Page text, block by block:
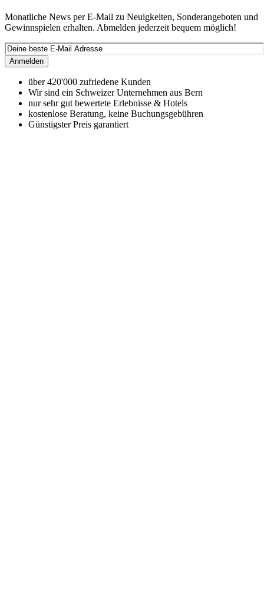
Monatliche News per E-Mail zu Neuigkeiten, Sonderangeboten und
Gewinnspielen erhalten. Abmelden jederzeit bequem möglich!
Anmelden
über 420'000 zufriedene Kunden
Wir sind ein Schweizer Unternehmen aus Bern
nur sehr gut bewertete Erlebnisse & Hotels
kostenlose Beratung, keine Buchungsgebühren
Günstigster Preis garantiert